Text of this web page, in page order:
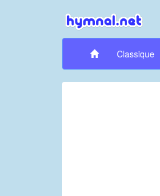
Classique